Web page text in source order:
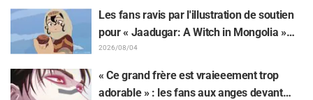
superbe dessin de Hidenori Matsubara
représentant les trois filles de « Neon
Genesis Evangelion » en combinaison
Les fans ravis par l'illustration de soutien
pour « Jaadugar: A Witch in Mongolia »
dessinée par l'auteur de « Yowamushi
Pedal » : « Voilà ce qui se passe quand la
personne avec le style le plus différent
2026/08/04
« Ce grand frère est vraieeement trop
adorable » : les fans aux anges devant